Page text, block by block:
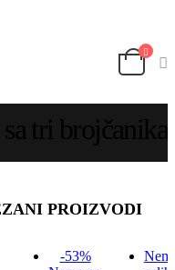
PROIZVODI
-53%